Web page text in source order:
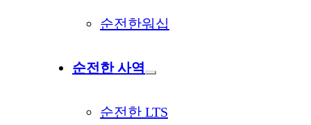
순전한워십
순전한 사역
순전한 LTS